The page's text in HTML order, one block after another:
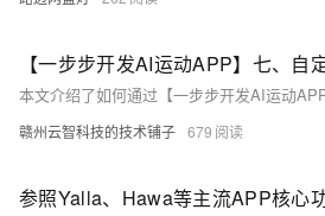
赣州云智科技的技术铺子 679